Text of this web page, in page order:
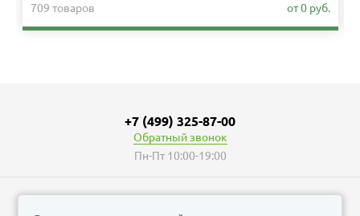
709 товаров от 0 руб.
+7 (499) 325-87-00
Обратный звонок
Пн-Пт 10:00-19:00